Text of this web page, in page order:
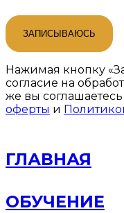
Нажимая кнопку
согласие на
же вы соглашаетесь
оферты и
ГЛАВНАЯ
ОБУЧЕНИЕ